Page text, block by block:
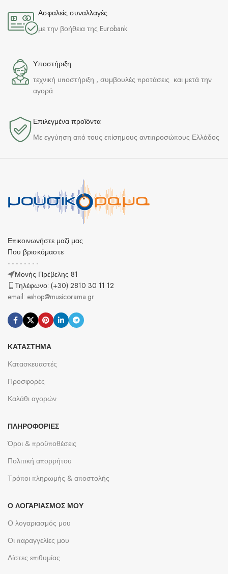
Ασφαλείς συναλλαγές
με την βοήθεια της Eurobank
Υποστήριξη
τεχνική υποστήριξη , συμβουλές προτάσεις και μετά την
αγορά
Επιλεγμένα προϊόντα​
Με εγγύηση από τους επίσημους αντιπροσώπους Ελλάδος
Επικοινωνήστε μαζί μας
Που βρισκόμαστε
- - - - - - - -
Μονής Πρέβελης 81
Τηλέφωνο: (+30) 2810 30 11 12
email: eshop@musicorama.gr
ΚΑΤΆΣΤΗΜΑ
Κατασκευαστές
Προσφορές
Καλάθι αγορών
ΠΛΗΡΟΦΟΡΊΕΣ
Όροι & προϋποθέσεις
Πολιτική απορρήτου
Τρόποι πληρωμής & αποστολής
Ο ΛΟΓΑΡΙΑΣΜΌΣ ΜΟΥ
Ο λογαριασμός μου
Οι παραγγελίες μου
Λίστες επιθυμίας